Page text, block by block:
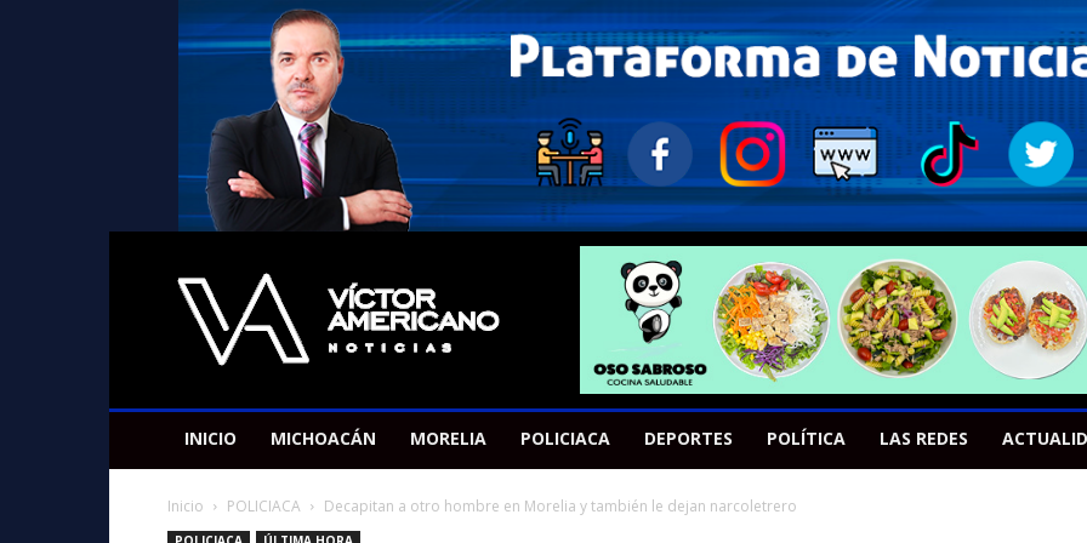
Americano
Victor
INICIO MICHOACÁN MORELIA POLICIACA DEPORTES POLÍTICA LAS REDES
Inicio POLICIACA Decapitan a otro hombre en Morelia y también le dejan narcoletrero